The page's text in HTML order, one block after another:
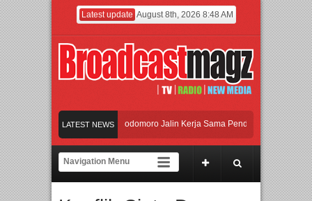
Latest update August 8th, 2026 8:48 AM
LATEST NEWS
UI dan Universitas Agung Podomoro Jalin Kerja Sama Pendidikan dan Riset
Meramaikan Jakarta dengan Ribuan Mainan dan Produk Bayi dari Seluruh